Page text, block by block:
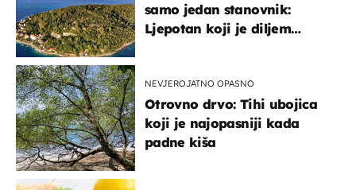
samo jedan stanovnik:
Ljepotan koji je diljem
NEVJEROJATNO OPASNO
Otrovno drvo: Tihi ubojica
koji je najopasniji kada
padne kiša